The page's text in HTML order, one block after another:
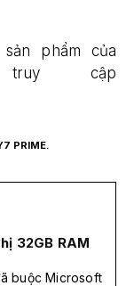
phẩm của
cập
PRIME.
32GB RAM
buộc Microsoft